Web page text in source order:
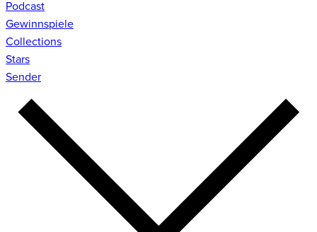
Podcast
Gewinnspiele
Collections
Stars
Sender